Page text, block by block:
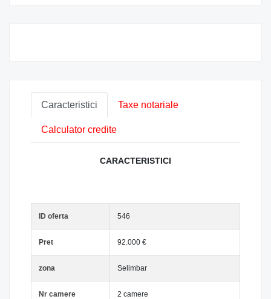
Caracteristici Taxe notariale
Calculator credite
CARACTERISTICI
ID oferta 546
Pret 92.000 €
zona Selimbar
Nr camere 2 camere